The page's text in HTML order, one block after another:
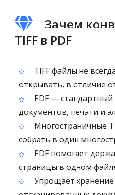
Зачем
TIFF в PDF
TIFF файлы не
открывать, в отличие
PDF —
документов, печати и
Многостраничные
собрать в один
PDF помогает
страницы в одном
Упрощает хранение